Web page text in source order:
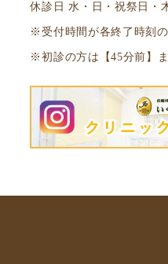
休診日 水・日・祝祭日・
※受付時間が各終了時刻
※初診の方は【45分前】ま